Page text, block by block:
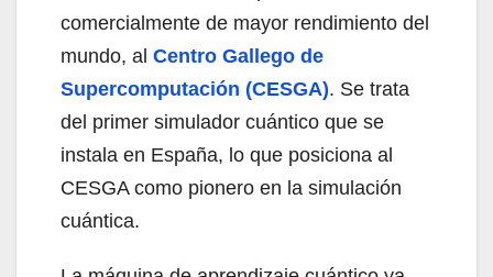
comercialmente de mayor rendimiento del
mundo, al Centro Gallego de
Supercomputación (CESGA). Se trata
del primer simulador cuántico que se
instala en España, lo que posiciona al
CESGA como pionero en la simulación
cuántica.